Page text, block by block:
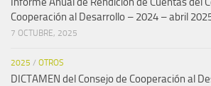
Cooperación al Desarrollo – 2024 – abril
7 OCTUBRE, 2025
2025 / OTROS
DICTAMEN del Consejo de Cooperación al